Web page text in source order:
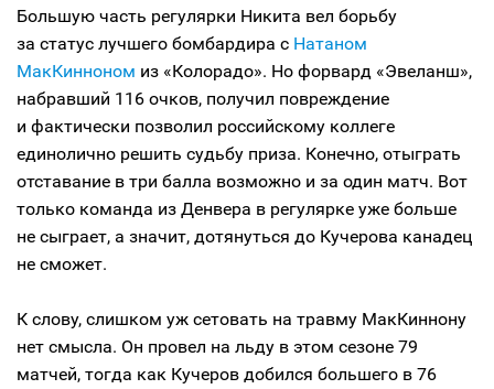
Большую часть регулярки Никита вел борьбу
за статус лучшего бомбардира с Натаном
МакКинноном из «Колорадо». Но форвард «Эвеланш»,
набравший 116 очков, получил повреждение
и фактически позволил российскому коллеге
единолично решить судьбу приза. Конечно, отыграть
отставание в три балла возможно и за один матч. Вот
только команда из Денвера в регулярке уже больше
не сыграет, а значит, дотянуться до Кучерова канадец
не сможет.
К слову, слишком уж сетовать на травму МакКиннону
нет смысла. Он провел на льду в этом сезоне 79
матчей, тогда как Кучеров добился большего в 76